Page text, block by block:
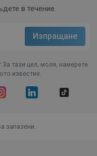
в течение.
тази цел, моля, намерете
известие.
запазени.